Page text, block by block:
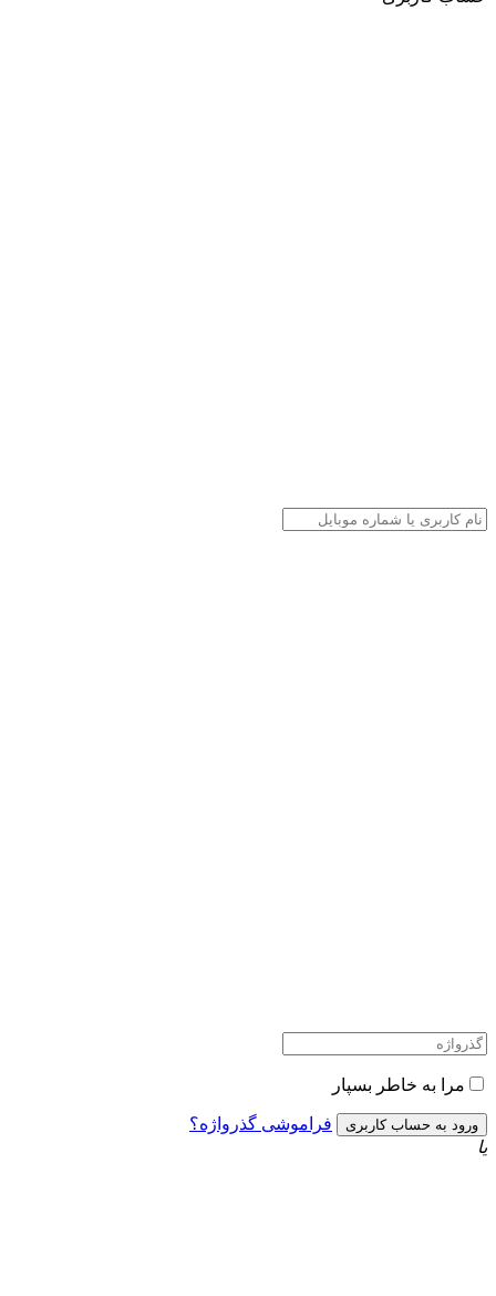
مرا به خاطر بسپار
فراموشی گذرواژه؟
یا